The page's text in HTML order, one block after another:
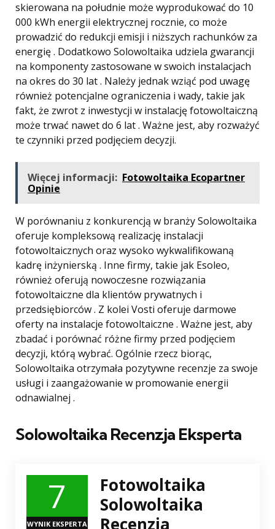
skierowana na południe może wyprodukować do 10
000 kWh energii elektrycznej rocznie, co może
prowadzić do redukcji emisji i niższych rachunków za
energię . Dodatkowo Solowoltaika udziela gwarancji
na komponenty zastosowane w swoich instalacjach
na okres do 30 lat . Należy jednak wziąć pod uwagę
również potencjalne ograniczenia i wady, takie jak
fakt, że zwrot z inwestycji w instalację fotowoltaiczną
może trwać nawet do 6 lat . Ważne jest, aby rozważyć
te czynniki przed podjęciem decyzji.
Więcej informacji: Fotowoltaika Ecopartner
Opinie
W porównaniu z konkurencją w branży Solowoltaika
oferuje kompleksową realizację instalacji
fotowoltaicznych oraz wysoko wykwalifikowaną
kadrę inżynierską . Inne firmy, takie jak Esoleo,
również oferują nowoczesne rozwiązania
fotowoltaiczne dla klientów prywatnych i
przedsiębiorców . Z kolei Vosti oferuje darmowe
oferty na instalacje fotowoltaiczne . Ważne jest, aby
zbadać i porównać różne firmy przed podjęciem
decyzji, którą wybrać. Ogólnie rzecz biorąc,
Solowoltaika otrzymała pozytywne recenzje za swoje
usługi i zaangażowanie w promowanie energii
odnawialnej .
Solowoltaika Recenzja Eksperta
7
WYNIK EKSPERTA
Fotowoltaika
Solowoltaika
Recenzja